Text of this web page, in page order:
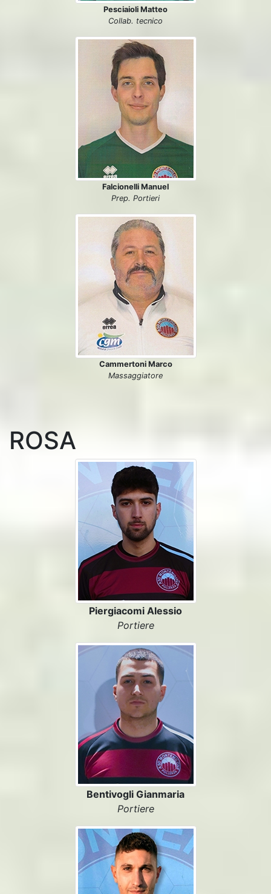
Pesciaioli Matteo
Collab. tecnico
Falcionelli Manuel
Prep. Portieri
Cammertoni Marco
Massaggiatore
ROSA
Piergiacomi Alessio
Portiere
Bentivogli Gianmaria
Portiere